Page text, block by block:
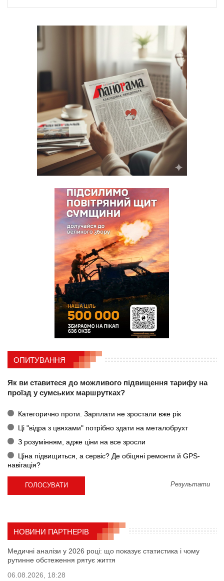
ОПИТУВАННЯ
Як ви ставитеся до можливого підвищення тарифу на
проїзд у сумських маршрутках?
Категорично проти. Зарплати не зростали вже рік
Ці "відра з цвяхами" потрібно здати на металобрухт
З розумінням, адже ціни на все зросли
Ціна підвищиться, а сервіс? Де обіцяні ремонти й GPS-
навігація?
Результати
НОВИНИ ПАРТНЕРІВ
Медичні аналізи у 2026 році: що показує статистика і чому
рутинне обстеження рятує життя
06.08.2026, 18:28